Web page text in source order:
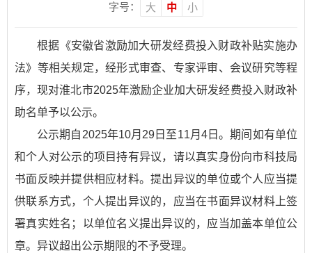
字号：
大 中 小
根据《安徽省激励加大研发经费投入财政补贴实施办
法》等相关规定，经形式审查、专家评审、会议研究等程
序，现对淮北市2025年激励企业加大研发经费投入财政补
助名单予以公示。
公示期自2025年10月29日至11月4日。期间如有单位
和个人对公示的项目持有异议，请以真实身份向市科技局
书面反映并提供相应材料。提出异议的单位或个人应当提
供联系方式，个人提出异议的，应当在书面异议材料上签
署真实姓名；以单位名义提出异议的，应当加盖本单位公
章。异议超出公示期限的不予受理。